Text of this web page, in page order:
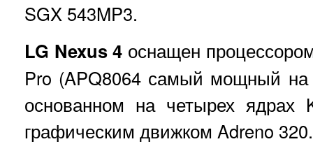
SGX 543MP3.
LG Nexus 4 оснащен
Pro (APQ8064 самый мощный на
основанном на четырех
графическим движком Adreno 320.